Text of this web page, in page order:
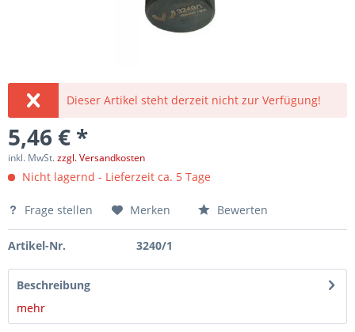
Dieser Artikel steht derzeit nicht zur Verfügung!
5,46 € *
inkl. MwSt.zzgl. Versandkosten
Nicht lagernd - Lieferzeit ca. 5 Tage
Frage stellen Merken Bewerten
Artikel-Nr. 3240/1
Beschreibung
mehr